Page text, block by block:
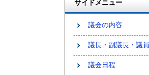
サイドメニュー
議会の内容
議長・副議長・議員
議会日程